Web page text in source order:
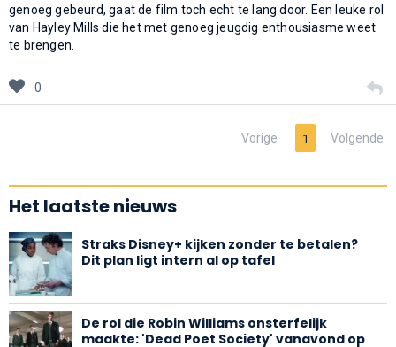
genoeg gebeurd, gaat de film toch echt te lang door. Een leuke rol
van Hayley Mills die het met genoeg jeugdig enthousiasme weet
te brengen.
0
Vorige 1 Volgende
Het laatste nieuws
Straks Disney+ kijken zonder te betalen?
Dit plan ligt intern al op tafel
De rol die Robin Williams onsterfelijk
maakte: 'Dead Poet Society' vanavond op